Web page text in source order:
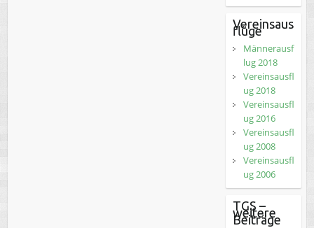
Vereinsaus
flüge
Männerausf
lug 2018
Vereinsausfl
ug 2018
Vereinsausfl
ug 2016
Vereinsausfl
ug 2008
Vereinsausfl
ug 2006
TGS –
weitere
Beiträge